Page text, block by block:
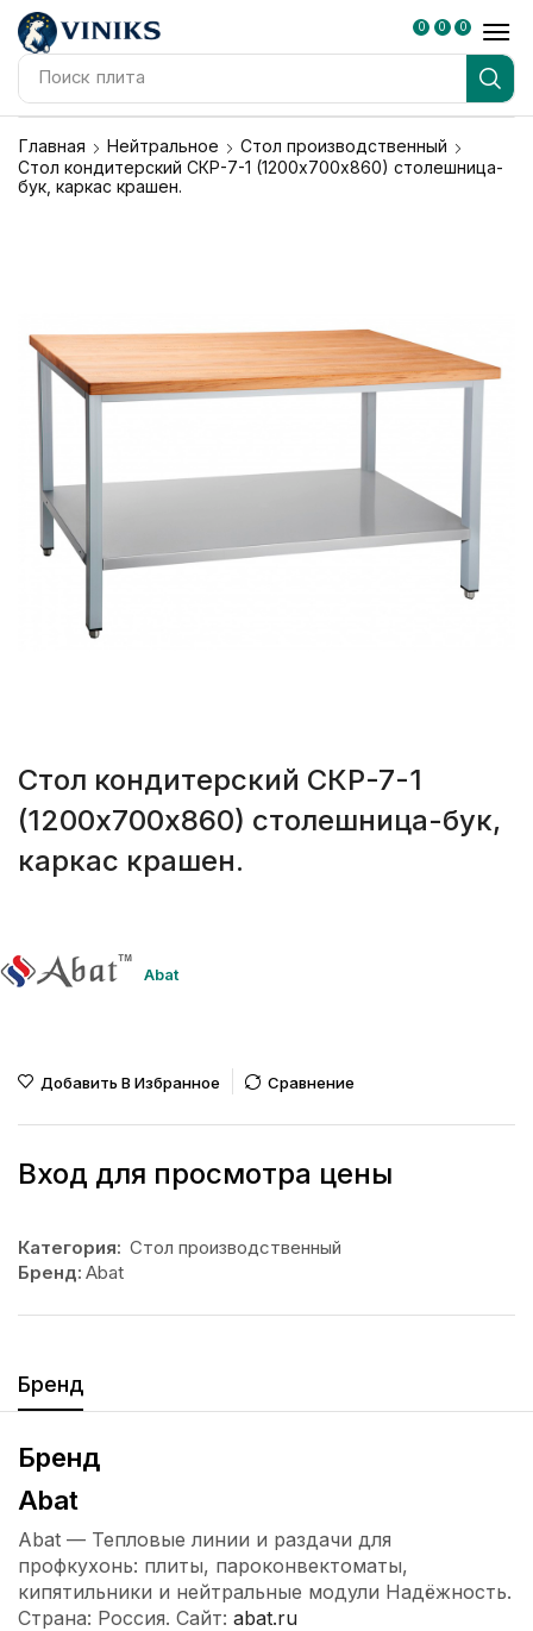
Поиск плита
0 0 0
Главная Нейтральное
Стол производственный
Стол кондитерский СКР-7-1 (1200х700х860) столешница-
бук, каркас крашен.
Стол кондитерский СКР-7-1
(1200х700х860) столешница-бук,
каркас крашен.
Abat
Добавить В Избранное Сравнение
Вход для просмотра цены
Категория: Стол производственный
Бренд: Abat
Бренд
Бренд
Abat
Abat — Тепловые линии и раздачи для
профкухонь: плиты, пароконвектоматы,
кипятильники и нейтральные модули Надёжность.
Страна: Россия. Сайт: abat.ru